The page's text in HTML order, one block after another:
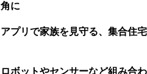
角に
アプリで家族を見守る、集合住
ロボットやセンサーなど組み合